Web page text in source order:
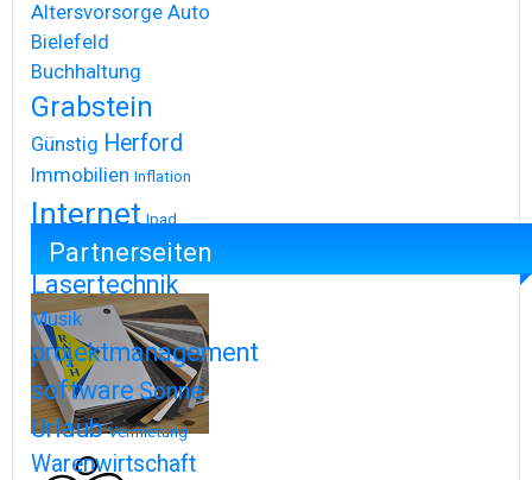
Altersvorsorge Auto
Bielefeld
Buchhaltung
Grabstein
Günstig Herford
Immobilien Inflation
Internet Ipad
Iphone
Lasertechnik
Musik
projektmanagement
softwareSonne
Urlaub Vermietung
Warenwirtschaft
Partnerseiten